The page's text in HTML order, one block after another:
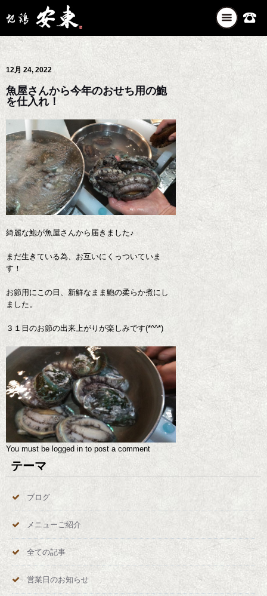
ナ
ビ
ゲ
シ
12月 24, 2022
魚屋さんから今年のおせち用の鮑
を仕入れ！
綺麗な鮑が魚屋さんから届きました♪
まだ生きている為、お互いにくっついていま
す！
お節用にこの日、新鮮なまま鮑の柔らか煮にし
ました。
３１日のお節の出来上がりが楽しみです(*^^*)
You must be logged in to post a comment
テーマ
ブログ
メニューご紹介
全ての記事
営業日のお知らせ